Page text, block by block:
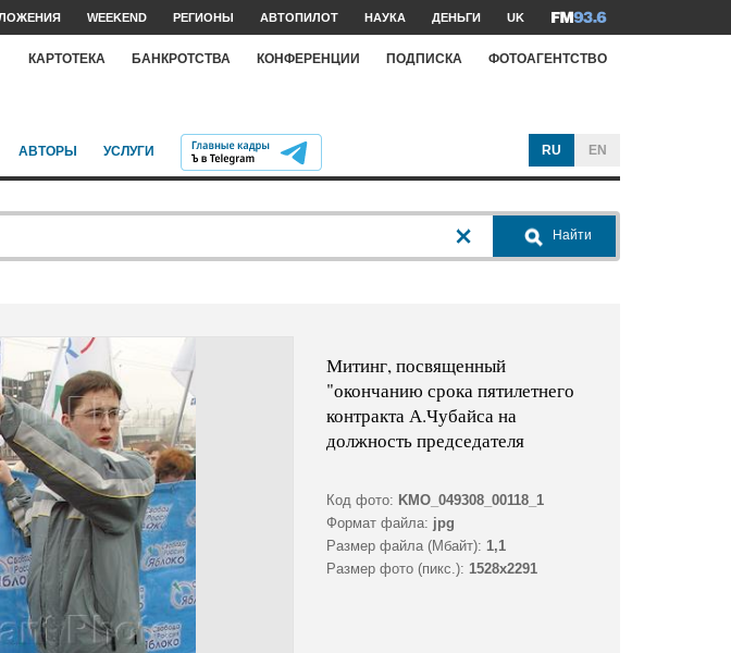
WEEKEND РЕГИОНЫ АВТОПИЛОТ НАУКА ДЕНЬГИ UK
КАРТОТЕКА БАНКРОТСТВА КОНФЕРЕНЦИИ ПОДПИСКА ФОТОАГЕНТСТВО
АВТОРЫ УСЛУГИ RU EN
Найти
Митинг, посвященный
"окончанию срока пятилетнего
контракта А.Чубайса на
должность председателя
Код фото: KMO_049308_00118_1
Формат файла: jpg
Размер файла (Мбайт): 1,1
Размер фото (пикс.): 1528x2291